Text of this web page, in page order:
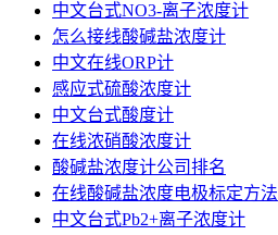
中文台式NO3-离子浓度计
怎么接线酸碱盐浓度计
中文在线ORP计
感应式硫酸浓度计
中文台式酸度计
在线浓硝酸浓度计
酸碱盐浓度计公司排名
在线酸碱盐浓度电极标定方法
中文台式Pb2+离子浓度计